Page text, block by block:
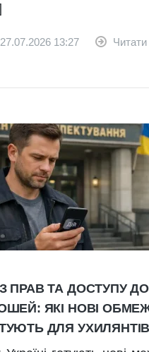
27.07.2026 13:27 Читати
ПРАВ ТА ДОСТУПУ ДО
ЯКІ НОВІ
ДЛЯ